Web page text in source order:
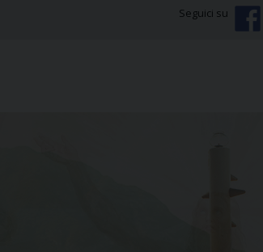
Seguici su